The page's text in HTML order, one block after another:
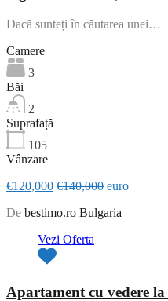
Dacă sunteți în căutarea unei…
Camere
3
Băi
2
Suprafață
105
Vânzare
€120,000 €140,000 euro
De bestimo.ro Bulgaria
Vezi Oferta
Apartament cu vedere